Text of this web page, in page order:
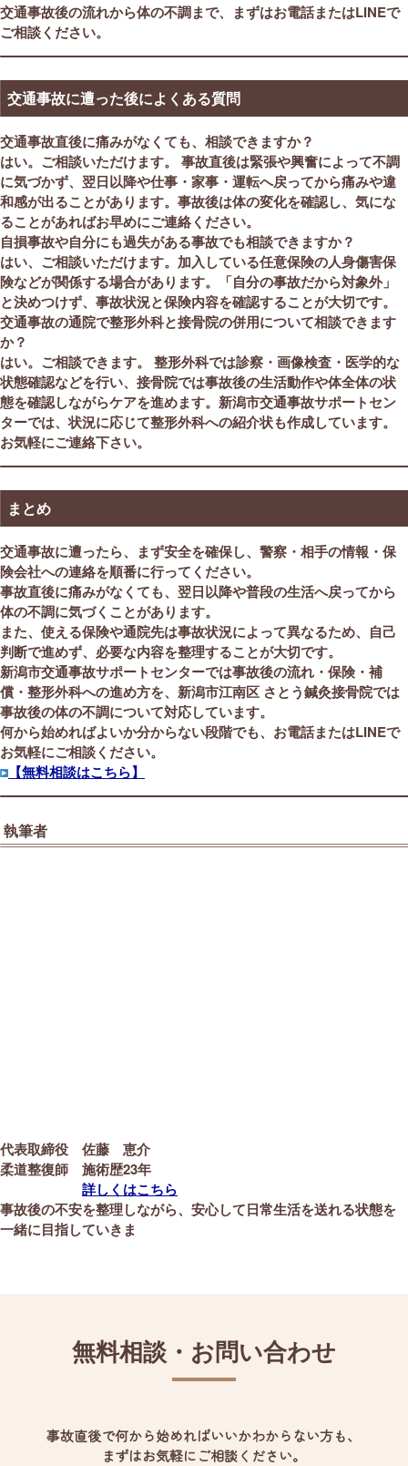
交通事故後の流れから体の不調まで、まずはお電話またはLINEで
ご相談ください。
交通事故に遭った後によくある質問
交通事故直後に痛みがなくても、相談できますか？
はい。ご相談いただけます。 事故直後は緊張や興奮によって不調
に気づかず、翌日以降や仕事・家事・運転へ戻ってから痛みや違
和感が出ることがあります。事故後は体の変化を確認し、気にな
ることがあればお早めにご連絡ください。
自損事故や自分にも過失がある事故でも相談できますか？
はい、ご相談いただけます。加入している任意保険の人身傷害保
険などが関係する場合があります。「自分の事故だから対象外」
と決めつけず、事故状況と保険内容を確認することが大切です。
交通事故の通院で整形外科と接骨院の併用について相談できます
か？
はい。ご相談できます。 整形外科では診察・画像検査・医学的な
状態確認などを行い、接骨院では事故後の生活動作や体全体の状
態を確認しながらケアを進めます。新潟市交通事故サポートセン
ターでは、状況に応じて整形外科への紹介状も作成しています。
お気軽にご連絡下さい。
まとめ
交通事故に遭ったら、まず安全を確保し、警察・相手の情報・保
険会社への連絡を順番に行ってください。
事故直後に痛みがなくても、翌日以降や普段の生活へ戻ってから
体の不調に気づくことがあります。
また、使える保険や通院先は事故状況によって異なるため、自己
判断で進めず、必要な内容を整理することが大切です。
新潟市交通事故サポートセンターでは事故後の流れ・保険・補
償・整形外科への進め方を、新潟市江南区 さとう鍼灸接骨院では
事故後の体の不調について対応しています。
何から始めればよいか分からない段階でも、お電話またはLINEで
お気軽にご相談ください。
【無料相談はこちら】
執筆者
代表取締役 佐藤 恵介
柔道整復師 施術歴23年
詳しくはこちら
事故後の不安を整理しながら、安心して日常生活を送れる状態を
一緒に目指していきま
無料相談・お問い合わせ
事故直後で何から始めればいいかわからない方も、
まずはお気軽にご相談ください。